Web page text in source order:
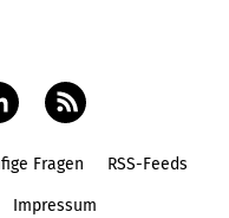
Fragen RSS-Feeds
Impressum